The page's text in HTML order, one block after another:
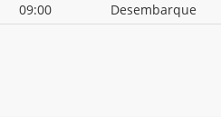
09:00 Desembarque